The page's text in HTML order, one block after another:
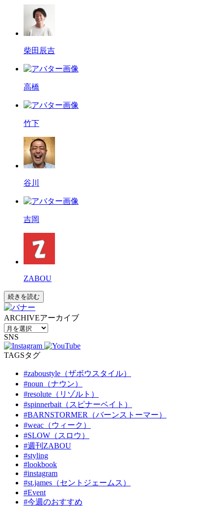
柴田辰吉
高橋
竹下
谷川
吉岡
ZABOU
続きを読む
ARCHIVEアーカイブ
SNS
TAGSタグ
#zaboustyle（ザボウスタイル）
#noun（ナウン）
#resolute（リゾルト）
#spinnerbait（スピナーベイト）
#BARNSTORMER（バーンストーマー）
#weac（ウィーク）
#SLOW（スロウ）
#週刊ZABOU
#styling
#lookbook
#instagram
#st.james（セントジェームス）
#Event
#今週のおすすめ